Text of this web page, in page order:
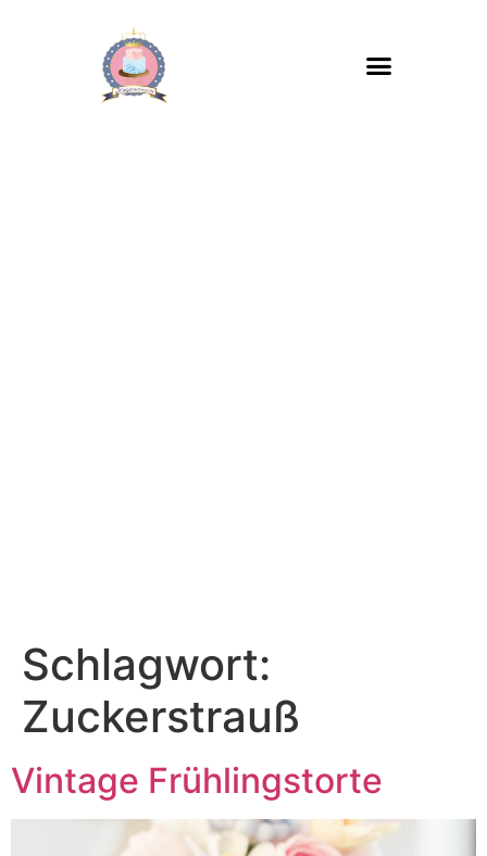
Schlagwort:
Zuckerstrauß
Vintage Frühlingstorte